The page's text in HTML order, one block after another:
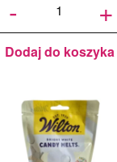
-
Białeg - +
Dodaj do koszyka